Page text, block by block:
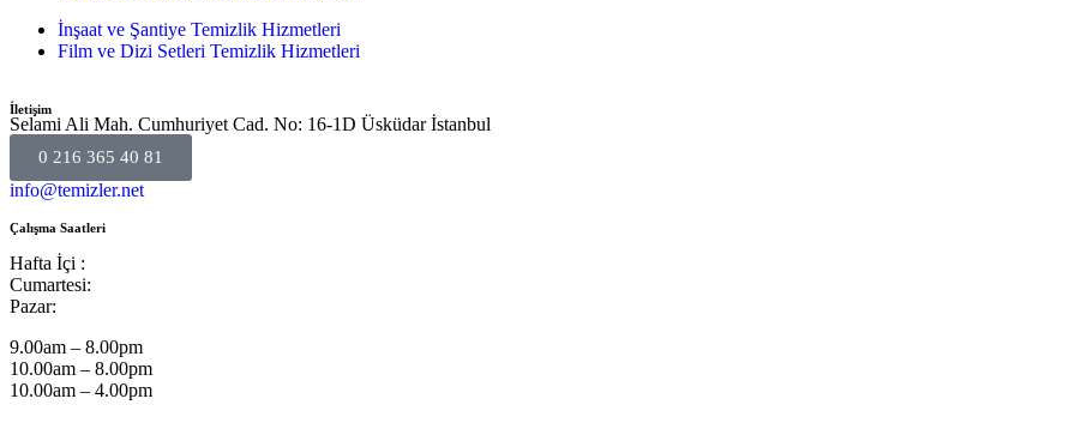
İnşaat ve Şantiye Temizlik Hizmetleri
Film ve Dizi Setleri Temizlik Hizmetleri
İletişim
Selami Ali Mah. Cumhuriyet Cad. No: 16-1D Üsküdar İstanbul
0 216 365 40 81
info@temizler.net
Çalışma Saatleri
Hafta İçi :
Cumartesi:
Pazar:
9.00am – 8.00pm
10.00am – 8.00pm
10.00am – 4.00pm